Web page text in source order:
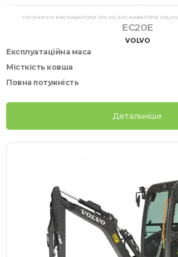
ГУСЕНИЧНІ ЕКСКАВАТОРИ VOLVO, ЕКСКАВАТОРИ VOLVO,
EC20E
VOLVO
Експлуатаційна маса
Місткість ковша
Повна потужність
Детальніше